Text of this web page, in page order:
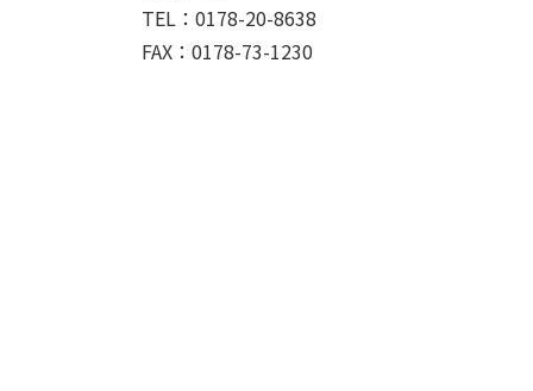
TEL：0178-20-8638
FAX：0178-73-1230